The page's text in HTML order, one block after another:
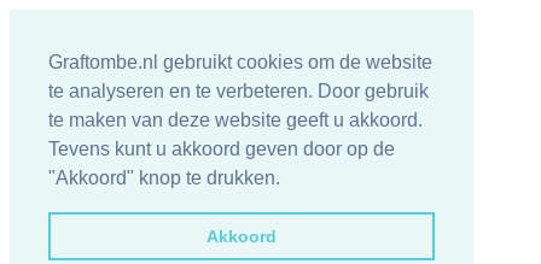
Graftombe.nl gebruikt cookies om de website
te analyseren en te verbeteren. Door gebruik
te maken van deze website geeft u akkoord.
Tevens kunt u akkoord geven door op de
"Akkoord" knop te drukken.
Akkoord